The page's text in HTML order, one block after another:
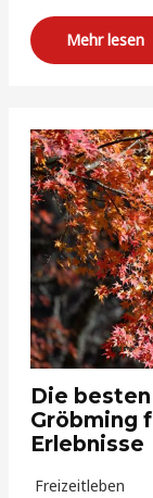
Mehr lesen
Die
Gröbming
Erlebnisse
Freizeitleben